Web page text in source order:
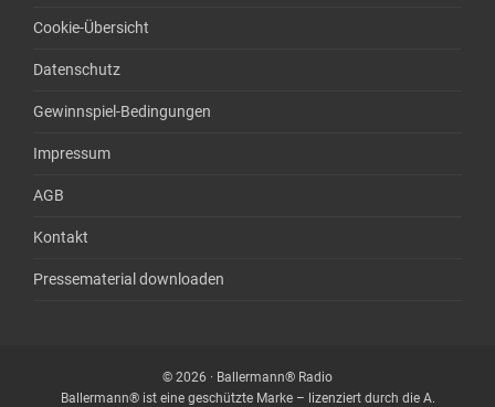
Cookie-Übersicht
Datenschutz
Gewinnspiel-Bedingungen
Impressum
AGB
Kontakt
Pressematerial downloaden
© 2026 · Ballermann® Radio
Ballermann® ist eine geschützte Marke – lizenziert durch die A.